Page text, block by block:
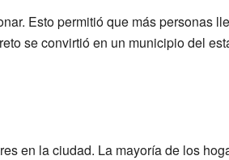
Esto permitió que más personas
se convirtió en un municipio del
en la ciudad. La mayoría de los